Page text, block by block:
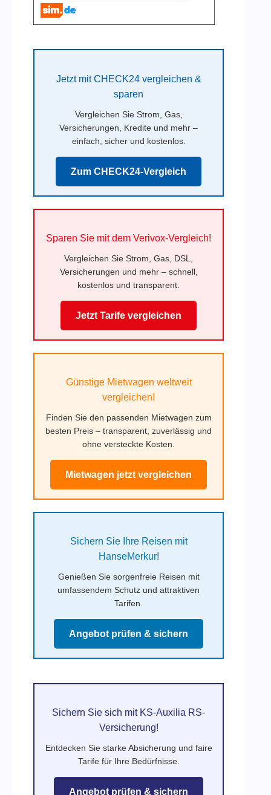
Jetzt mit CHECK24 vergleichen &
sparen
Vergleichen Sie Strom, Gas,
Versicherungen, Kredite und mehr –
einfach, sicher und kostenlos.
Zum CHECK24-Vergleich
Sparen Sie mit dem Verivox-Vergleich!
Vergleichen Sie Strom, Gas, DSL,
Versicherungen und mehr – schnell,
kostenlos und transparent.
Jetzt Tarife vergleichen
Günstige Mietwagen weltweit
vergleichen!
Finden Sie den passenden Mietwagen zum
besten Preis – transparent, zuverlässig und
ohne versteckte Kosten.
Mietwagen jetzt vergleichen
Sichern Sie Ihre Reisen mit
HanseMerkur!
Genießen Sie sorgenfreie Reisen mit
umfassendem Schutz und attraktiven
Tarifen.
Angebot prüfen & sichern
Sichern Sie sich mit KS-Auxilia RS-
Versicherung!
Entdecken Sie starke Absicherung und faire
Tarife für Ihre Bedürfnisse.
Angebot prüfen & sichern